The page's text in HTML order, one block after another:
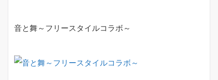
音と舞～フリースタイルコラボ～